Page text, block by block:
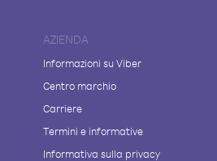
AZIENDA
Informazioni su Viber
Centro marchio
Carriere
Termini e informative
Informativa sulla privacy